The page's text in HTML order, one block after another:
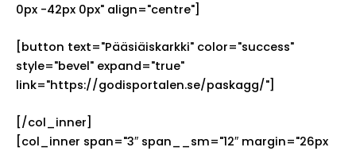
0px -42px 0px" align="centre"]
[button text="Pääsiäiskarkki" color="success"
style="bevel" expand="true"
link="https://godisportalen.se/paskagg/"]
[/col_inner]
[col_inner span="3″ span__sm="12″ margin="26px